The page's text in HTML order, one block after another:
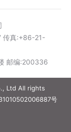
传真:+86-21-
邮编:200336
Ltd All rights
号